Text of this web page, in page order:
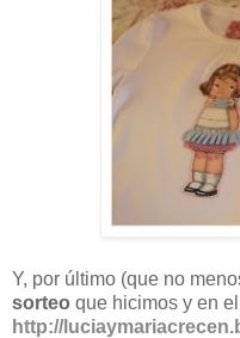
Y, por último (que no
sorteo que hicimos y en
http://